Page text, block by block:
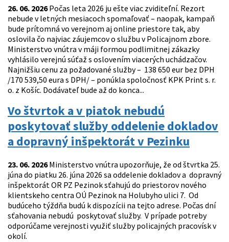
26. 06. 2026Počas leta 2026 ju ešte viac zviditeľní. Rezort
nebude v letných mesiacoch spomaľovať – naopak, kampaň
bude prítomná vo verejnom aj online priestore tak, aby
oslovila čo najviac záujemcov o službu v Policajnom zbore.
Ministerstvo vnútra v máji formou podlimitnej zákazky
vyhlásilo verejnú súťaž s oslovením viacerých uchádzačov.
Najnižšiu cenu za požadované služby – 138 650 eur bez DPH
/170 539,50 eura s DPH/ – ponúkla spoločnosť KPK Print s. r.
o. z Košíc. Dodávateľ bude až do konca...
Vo štvrtok a v piatok nebudú
poskytovať služby oddelenie dokladov
a dopravný inšpektorát v Pezinku
23. 06. 2026Ministerstvo vnútra upozorňuje, že od štvrtka 25.
júna do piatku 26. júna 2026 sa oddelenie dokladov a dopravný
inšpektorát OR PZ Pezinok sťahujú do priestorov nového
klientskeho centra OÚ Pezinok na Holubyho ulici 7. Od
budúceho týždňa budú k dispozícii na tejto adrese. Počas dní
sťahovania nebudú poskytovať služby. V prípade potreby
odporúčame verejnosti využiť služby policajných pracovísk v
okolí.